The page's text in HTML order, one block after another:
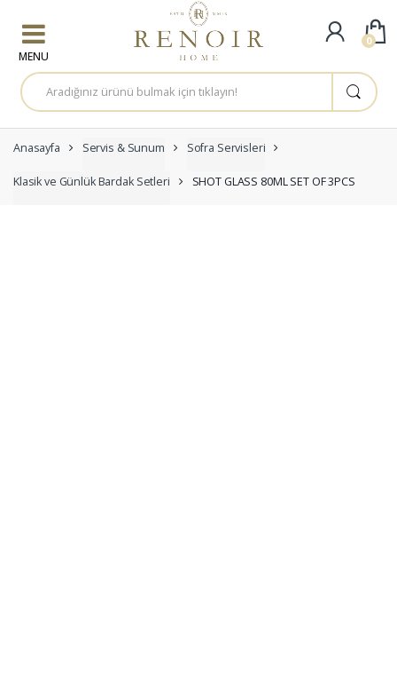
A
r
a
a
:
Anasayfa Servis & Sunum Sofra Servisleri
Klasik ve Günlük Bardak Setleri SHOT GLASS 80ML SET OF 3PCS
0